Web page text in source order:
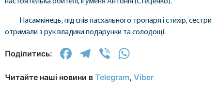
Насамкінець, під спів пасхального тропаря і стихір, сестри
отримали з рук владики подарунки та солодощі.
Поділитись: Facebook
Telegram
Viber
Читайте наші новини в Telegram, Viber